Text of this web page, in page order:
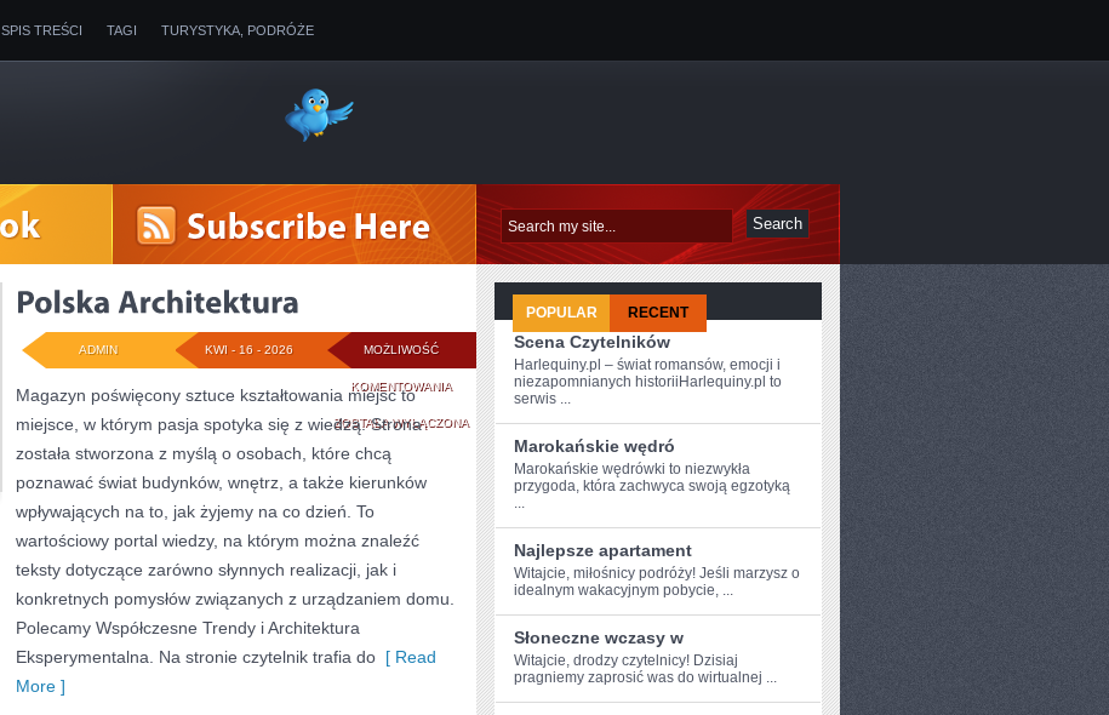
SPIS TREŚCI TAGI TURYSTYKA, PODRÓŻE
MOŻLIWOŚĆ
KOMENTOWANIAPOLSKA
ARCHITEKTURA
ZOSTAŁA WYŁĄCZONA
KWI - 16 - 2026
ADMIN
Magazyn poświęcony sztuce kształtowania miejsc to
miejsce, w którym pasja spotyka się z wiedzą. Strona
została stworzona z myślą o osobach, które chcą
poznawać świat budynków, wnętrz, a także kierunków
wpływających na to, jak żyjemy na co dzień. To
wartościowy portal wiedzy, na którym można znaleźć
teksty dotyczące zarówno słynnych realizacji, jak i
konkretnych pomysłów związanych z urządzaniem domu.
Polecamy Współczesne Trendy i Architektura
Eksperymentalna. Na stronie czytelnik trafia do [ Read
More ]
POPULAR RECENT
Scena Czytelników
Harlequiny.pl – świat romansów, emocji i
niezapomnianych historiiHarlequiny.pl to
serwis ...
Marokańskie wędró
Marokańskie wędrówki ​to niezwykła
przygoda, która zachwyca swoją egzotyką
...
Najlepsze apartament
Witajcie, miłośnicy​ podróży! Jeśli ‌marzysz o
idealnym wakacyjnym pobycie, ...
Słoneczne wczasy w
Witajcie, drodzy‌ czytelnicy! Dzisiaj
pragniemy zaprosić was do wirtualnej‌ ...